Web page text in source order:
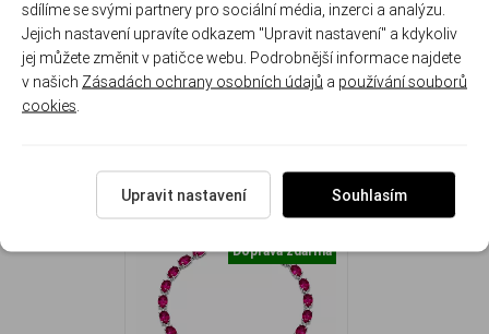
Doprava zdarma
sdílíme se svými partnery pro sociální média, inzerci a analýzu.
Jejich nastavení upravíte odkazem "Upravit nastavení" a kdykoliv
jej můžete změnit v patičce webu. Podrobnější informace najdete
v našich Zásadách ochrany osobních údajů a používání souborů
cookies
Upravit nastavení Souhlasím